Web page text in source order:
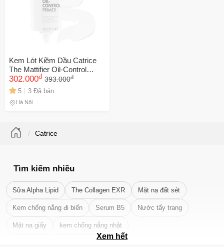
Kem Lót Kiềm Dầu Catrice
The Mattifier Oil-Control
Primer 30ml - Giữ Lớp Trang
Điểm Bền Màu, Chống Bóng
Nhờn, Che Khuyết Điểm Tự
Nhiên
302.000đ 393.000đ
5 3 Đã bán
Hà Nội
Catrice
Tìm kiếm nhiều
Sữa Alpha Lipid The Collagen EXR Mặt nạ đất sét
Kem chống nắng đi biển Serum B5 Nước tẩy trang
Mặt nạ giấy kem chống nắng nhật
Xem hết